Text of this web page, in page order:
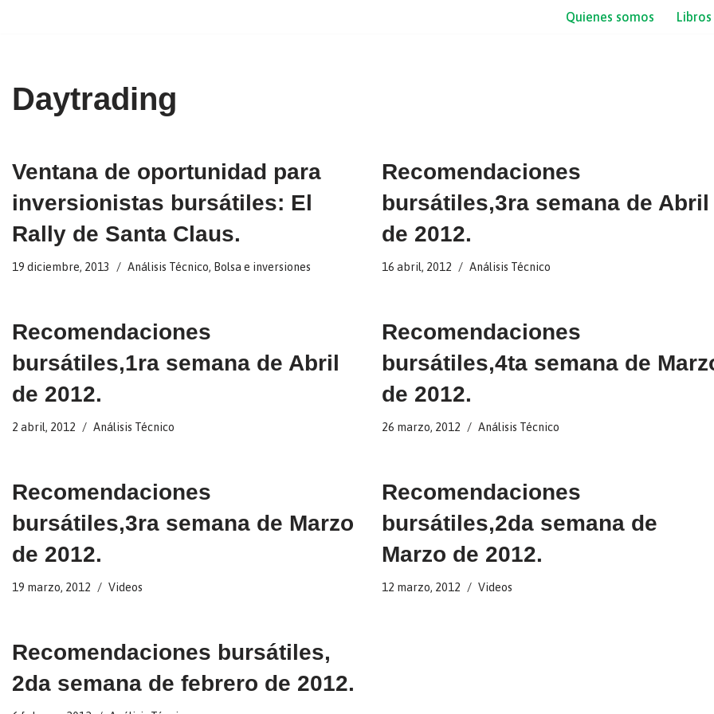
contenido
Quienes somos Libros
Daytrading
Ventana de oportunidad para
inversionistas bursátiles: El
Rally de Santa Claus.
19 diciembre, 2013 Análisis Técnico, Bolsa e inversiones
Recomendaciones
bursátiles,3ra semana de Abril
de 2012.
16 abril, 2012 Análisis Técnico
Recomendaciones
bursátiles,1ra semana de Abril
de 2012.
2 abril, 2012 Análisis Técnico
Recomendaciones
bursátiles,4ta semana de
de 2012.
26 marzo, 2012 Análisis Técnico
Recomendaciones
bursátiles,3ra semana de Marzo
de 2012.
19 marzo, 2012 Videos
Recomendaciones
bursátiles,2da semana de
Marzo de 2012.
12 marzo, 2012 Videos
Recomendaciones bursátiles,
2da semana de febrero de 2012.